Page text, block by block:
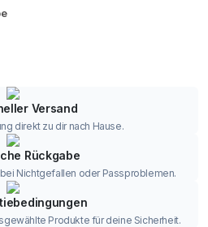
Versand
direkt zu dir nach Hause.
Rückgabe
Nichtgefallen oder Passproblemen.
Produkte für deine Sicherheit.